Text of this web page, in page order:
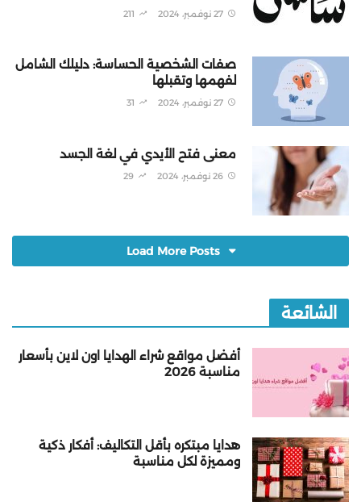
27 نوفمبر، 2024 211
صفات الشخصية الحساسة: دليلك الشامل
لفهمها وتقبلها
27 نوفمبر، 2024 31
معنى فتح الأيدي في لغة الجسد
26 نوفمبر، 2024 29
Load More Posts
الشائعة
أفضل مواقع شراء الهدايا اون لاين بأسعار
مناسبة 2026
هدايا مبتكره بأقل التكاليف: أفكار ذكية
ومميزة لكل مناسبة